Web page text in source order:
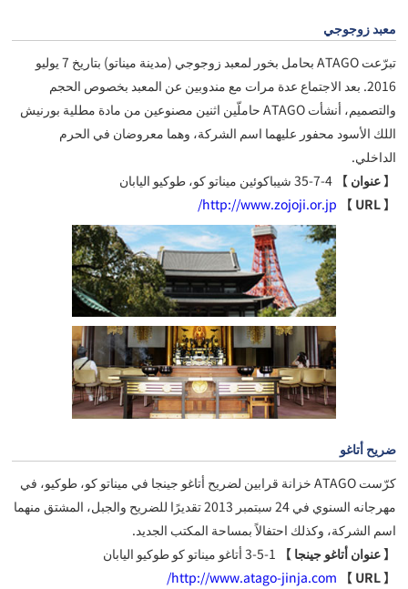
معبد زوجوجي
تبرّعت ATAGO بحامل بخور لمعبد زوجوجي (مدينة ميناتو) بتاريخ 7 يوليو
2016. بعد الاجتماع عدة مرات مع مندوبين عن المعبد بخصوص الحجم
والتصميم، أنشأت ATAGO حاملّين اثنين مصنوعين من مادة مطلية بورنيش
اللك الأسود محفور عليهما اسم الشركة، وهما معروضان في الحرم
الداخلي.
【 عنوان 】4-7-35 شيباكوئين ميناتو كو، طوكيو اليابان
【 URL 】
http://www.zojoji.or.jp/
ضريح أتاغو
كرّست ATAGO خزانة قرابين لضريح أتاغو جينجا في ميناتو كو، طوكيو، في
مهرجانه السنوي في 24 سبتمبر 2013 تقديرًا للضريح والجبل، المشتق منهما
اسم الشركة، وكذلك احتفالاً بمساحة المكتب الجديد.
【 عنوان أتاغو جينجا 】
1-5-3 أتاغو ميناتو كو طوكيو اليابان
【 URL 】
http://www.atago-jinja.com/